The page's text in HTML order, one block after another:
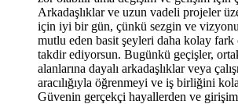
Arkadaşlıklar ve uzun vadeli projeler
için iyi bir gün, çünkü sezgin ve
mutlu eden basit şeyleri daha kolay fark
takdir ediyorsun. Bugünkü geçişler,
alanlarına dayalı arkadaşlıklar veya
aracılığıyla öğrenmeyi ve iş birliğini
Güvenin gerçekçi hayallerden ve